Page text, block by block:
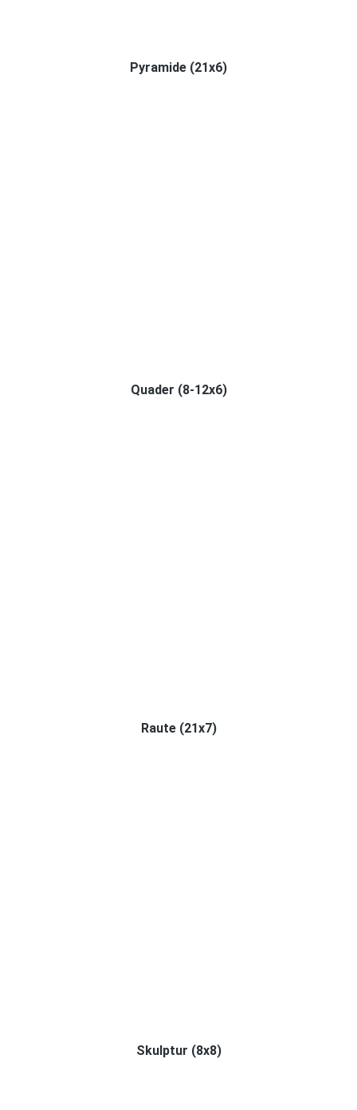
Pyramide (21x6)
Quader (8-12x6)
Raute (21x7)
Skulptur (8x8)